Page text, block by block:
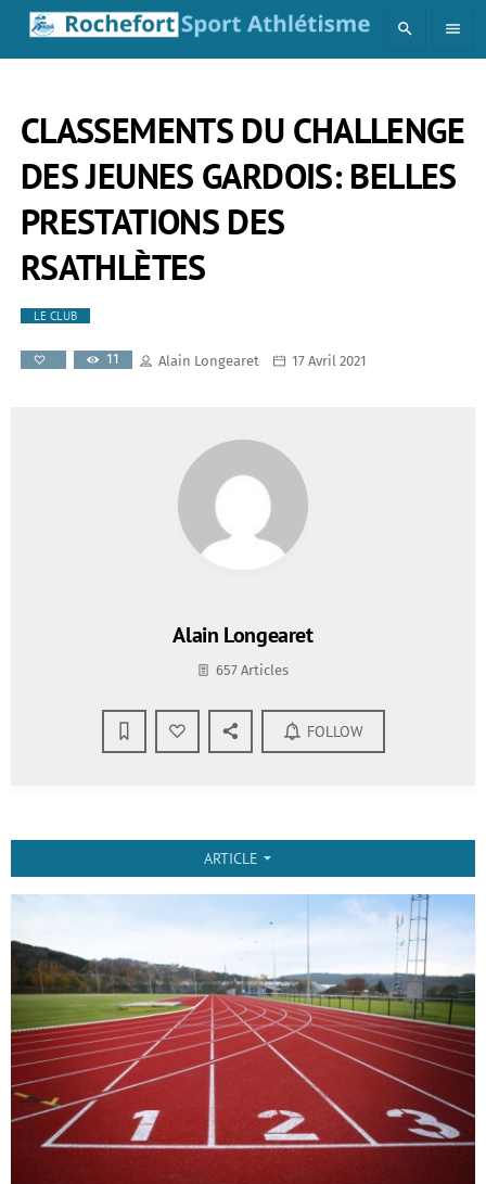
search menu
CLASSEMENTS DU CHALLENGE
DES JEUNES GARDOIS: BELLES
PRESTATIONS DES
RSATHLÈTES
LE CLUB
11 Alain Longearet 17 Avril 2021
Alain Longearet
657 Articles
FOLLOW
ARTICLE arrow_drop_down